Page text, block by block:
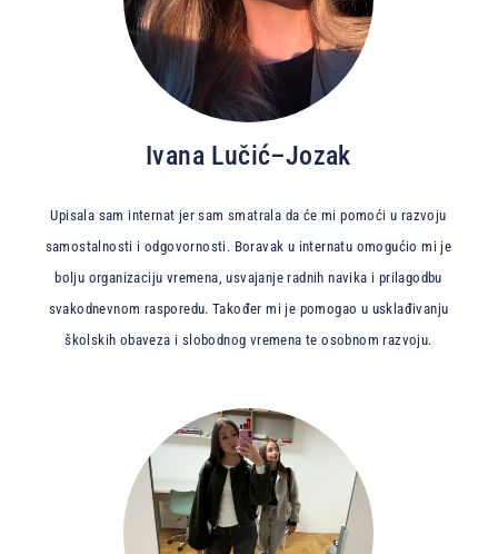
Ivana Lučić–Jozak
Upisala sam internat jer sam smatrala da će mi pomoći u razvoju
samostalnosti i odgovornosti. Boravak u internatu omogućio mi je
bolju organizaciju vremena, usvajanje radnih navika i prilagodbu
svakodnevnom rasporedu. Također mi je pomogao u usklađivanju
školskih obaveza i slobodnog vremena te osobnom razvoju.